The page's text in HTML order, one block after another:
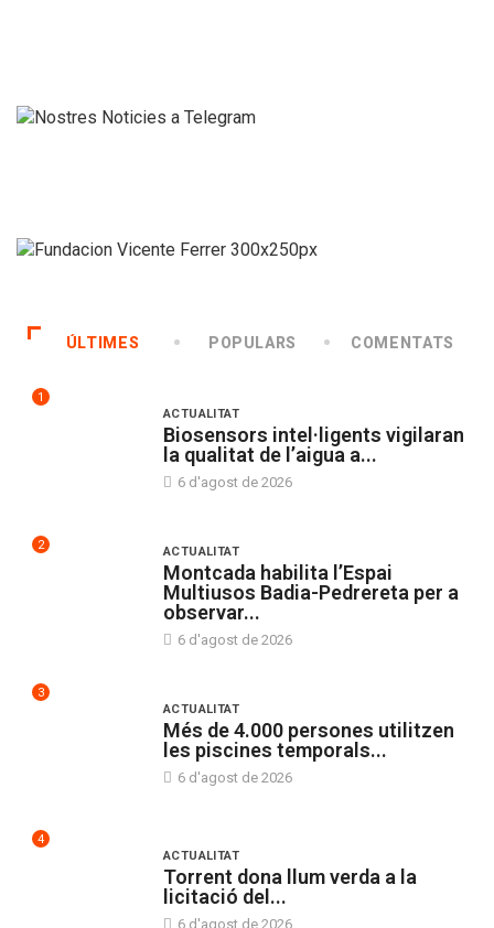
ÚLTIMES POPULARS COMENTATS
1
ACTUALITAT
Biosensors intel·ligents vigilaran
la qualitat de l’aigua a...
6 d'agost de 2026
2 ACTUALITAT
Montcada habilita l’Espai
Multiusos Badia-Pedrereta per a
observar...
6 d'agost de 2026
3
ACTUALITAT
Més de 4.000 persones utilitzen
les piscines temporals...
6 d'agost de 2026
4
ACTUALITAT
Torrent dona llum verda a la
licitació del...
6 d'agost de 2026